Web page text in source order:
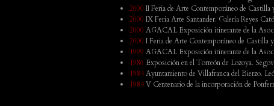
2000 II Feria de Arte Contemporáneo de Castilla
2000 IX Feria Arte Santander. Galería Reyes
2000 AGACAL Exposición itinerante de la
2000 I Feria de Arte Contemporáneo de Castilla
1999 AGACAL Exposición itinerante de la
1986 Exposición en el Torreón de Lozoya.
1984Ayuntamiento de Villafranca del Bierzo.
1984V Centenario de la incorporación de